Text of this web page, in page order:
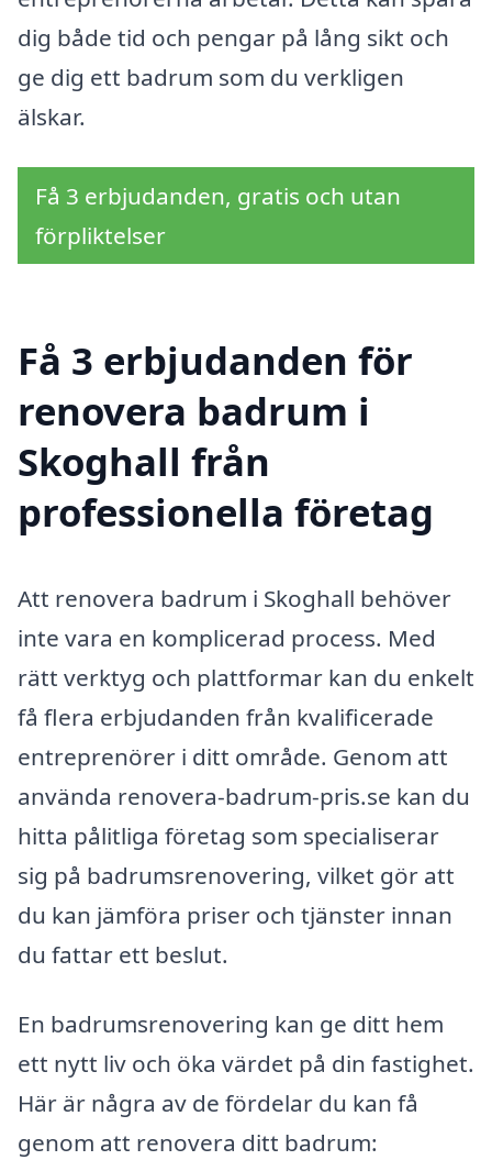
dig både tid och pengar på lång sikt och
ge dig ett badrum som du verkligen
älskar.
Få 3 erbjudanden, gratis och utan
förpliktelser
Få 3 erbjudanden för
renovera badrum i
Skoghall från
professionella företag
Att renovera badrum i Skoghall behöver
inte vara en komplicerad process. Med
rätt verktyg och plattformar kan du enkelt
få flera erbjudanden från kvalificerade
entreprenörer i ditt område. Genom att
använda renovera-badrum-pris.se kan du
hitta pålitliga företag som specialiserar
sig på badrumsrenovering, vilket gör att
du kan jämföra priser och tjänster innan
du fattar ett beslut.
En badrumsrenovering kan ge ditt hem
ett nytt liv och öka värdet på din fastighet.
Här är några av de fördelar du kan få
genom att renovera ditt badrum: